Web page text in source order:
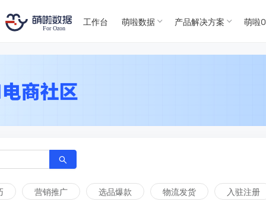
工作台 萌啦数据 产品解决方案 萌啦
营销推广 选品爆款 物流发货 入驻注册